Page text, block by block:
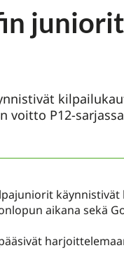
voitto P12-
aikana sekä